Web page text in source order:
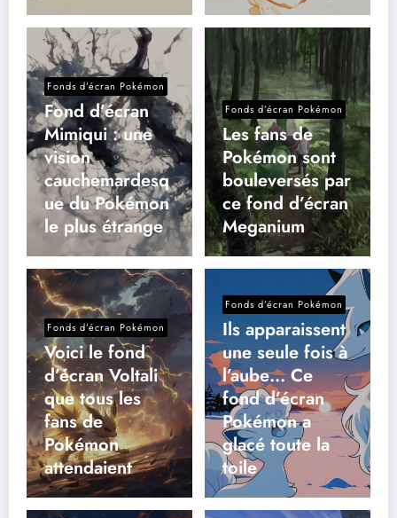
Fonds d’écran Pokémon
Fond d’écran
Mimiqui : une
vision
cauchemardesq
ue du Pokémon
le plus étrange
Fonds d’écran Pokémon
Les fans de
Pokémon sont
bouleversés par
ce fond d’écran
Meganium
Fonds d’écran Pokémon
Voici le fond
d’écran Voltali
que tous les
fans de
Pokémon
attendaient
Fonds d’écran Pokémon
Ils apparaissent
une seule fois à
l’aube… Ce
fond d’écran
Pokémon a
glacé toute la
toile